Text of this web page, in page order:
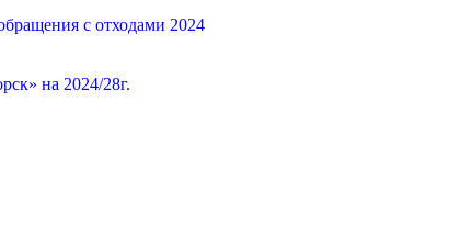
с отходами 2024
на 2024/28г.